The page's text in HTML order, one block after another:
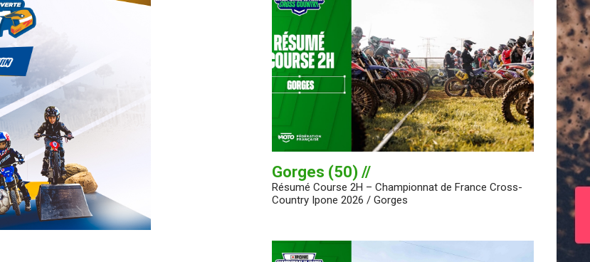
Gorges (50) //
Résumé Course 2H – Championnat de France Cross-
Country Ipone 2026 / Gorges